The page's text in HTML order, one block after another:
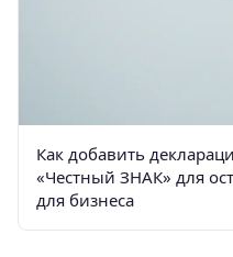
Как добавить
«Честный ЗНАК» для
для бизнеса